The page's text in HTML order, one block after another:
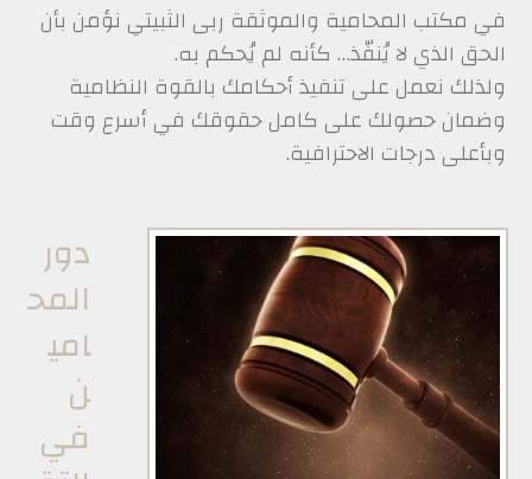
في مكتب المحامية والموثقة ربى الثبيتي نؤمن بأن
الحق الذي لا يُنفّذ… كأنه لم يُحكم به.
ولذلك نعمل على تنفيذ أحكامك بالقوة النظامية
وضمان حصولك على كامل حقوقك في أسرع وقت
وبأعلى درجات الاحترافية.
دور
المح
امي
ن
في